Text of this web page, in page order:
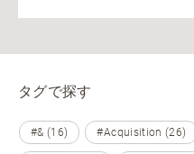
タグで探す
#& (16) #Acquisition (26)